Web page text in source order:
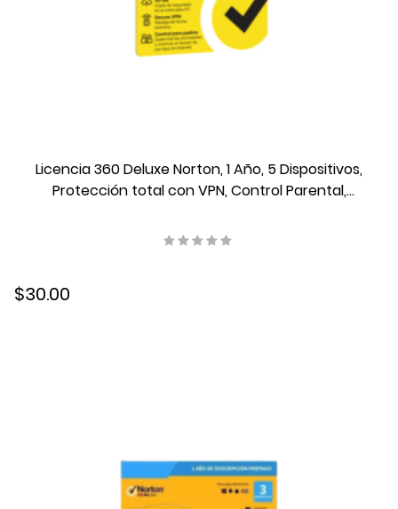
Licencia 360 Deluxe Norton, 1 Año, 5 Dispositivos,
Protección total con VPN, Control Parental,
$30.00